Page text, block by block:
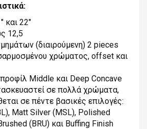
και 22"
12,5
(διαιρούμενη) 2 pieces
χρώματος, offset και
Middle και Deep Concave
σε πολλά χρώματα,
σε πέντε βασικές επιλογές:
Matt Silver (MSL), Polished
(BRU) και Buffing Finish